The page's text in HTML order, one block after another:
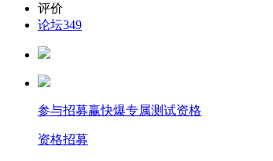
评价
论坛349
参与招募赢快爆专属测试资格
资格招募